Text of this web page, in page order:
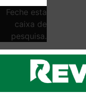
Feche esta
caixa de
pesquisa.